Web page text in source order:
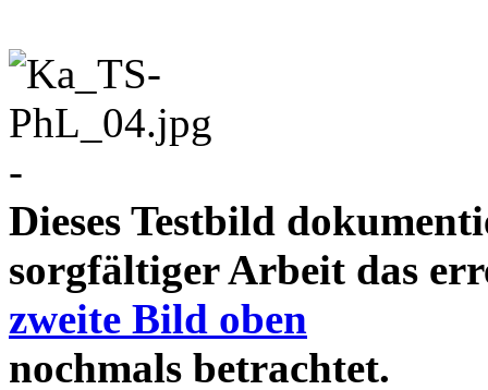
-
Dieses Testbild
sorgfältiger Arbeit das
zweite Bild oben
nochmals